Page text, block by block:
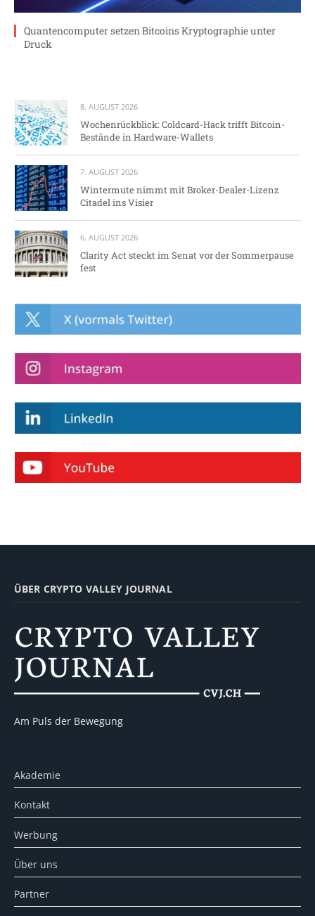
Quantencomputer setzen Bitcoins Kryptographie unter
Druck
8. AUGUST 2026
Wochenrückblick: Coldcard-Hack trifft Bitcoin-
Bestände in Hardware-Wallets
7. AUGUST 2026
Wintermute nimmt mit Broker-Dealer-Lizenz
Citadel ins Visier
6. AUGUST 2026
Clarity Act steckt im Senat vor der Sommerpause
fest
ÜBER CRYPTO VALLEY JOURNAL
Am Puls der Bewegung
Akademie
Kontakt
Werbung
Über uns
Partner